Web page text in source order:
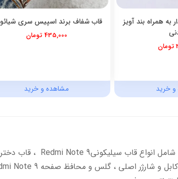
به همراه بند آویز
خرید
قاب شفاف برند اسپیس سری
435,000 تومان
مشاهده و خرید